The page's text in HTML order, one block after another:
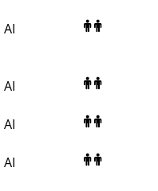
AI
AI
AI
AI